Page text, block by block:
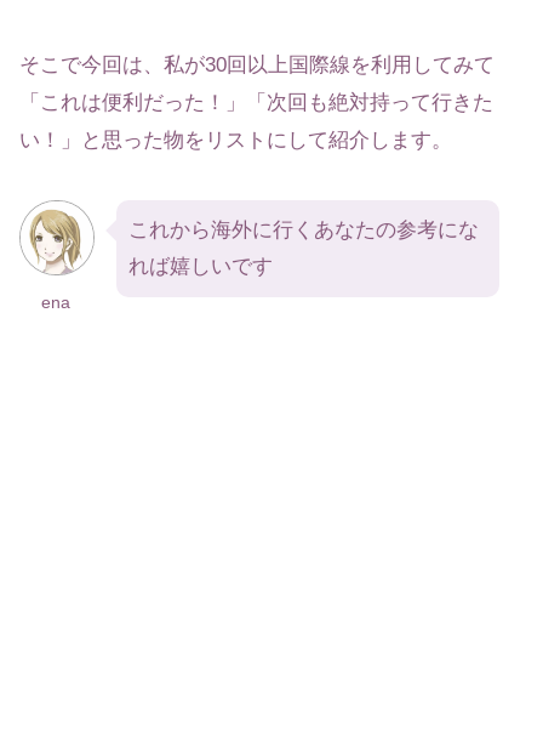
そこで今回は、私が30回以上国際線を利用してみて
「これは便利だった！」「次回も絶対持って行きた
い！」と思った物をリストにして紹介します。
ena
これから海外に行くあなたの参考にな
れば嬉しいです